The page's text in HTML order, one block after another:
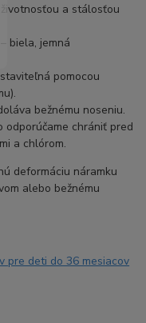
a stálosťou
biela, jemná
pomocou
bežnému noseniu.
odporúčame chrániť pred
a chlórom.
deformáciu náramku
alebo bežnému
pre deti do 36 mesiacov